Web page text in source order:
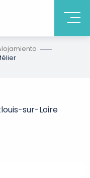
sur-Loire